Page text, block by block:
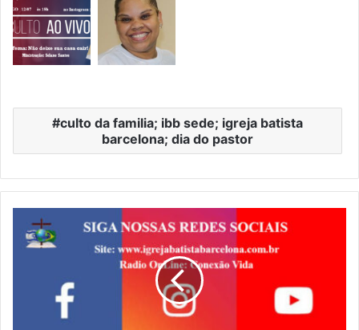
culto da familia; ibb sede; igreja batista
barcelona; dia do pastor